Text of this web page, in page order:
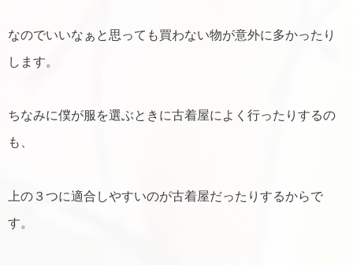
なのでいいなぁと思っても買わない物が意外に多かったり
します。
ちなみに僕が服を選ぶときに古着屋によく行ったりするの
も、
上の３つに適合しやすいのが古着屋だったりするからで
す。